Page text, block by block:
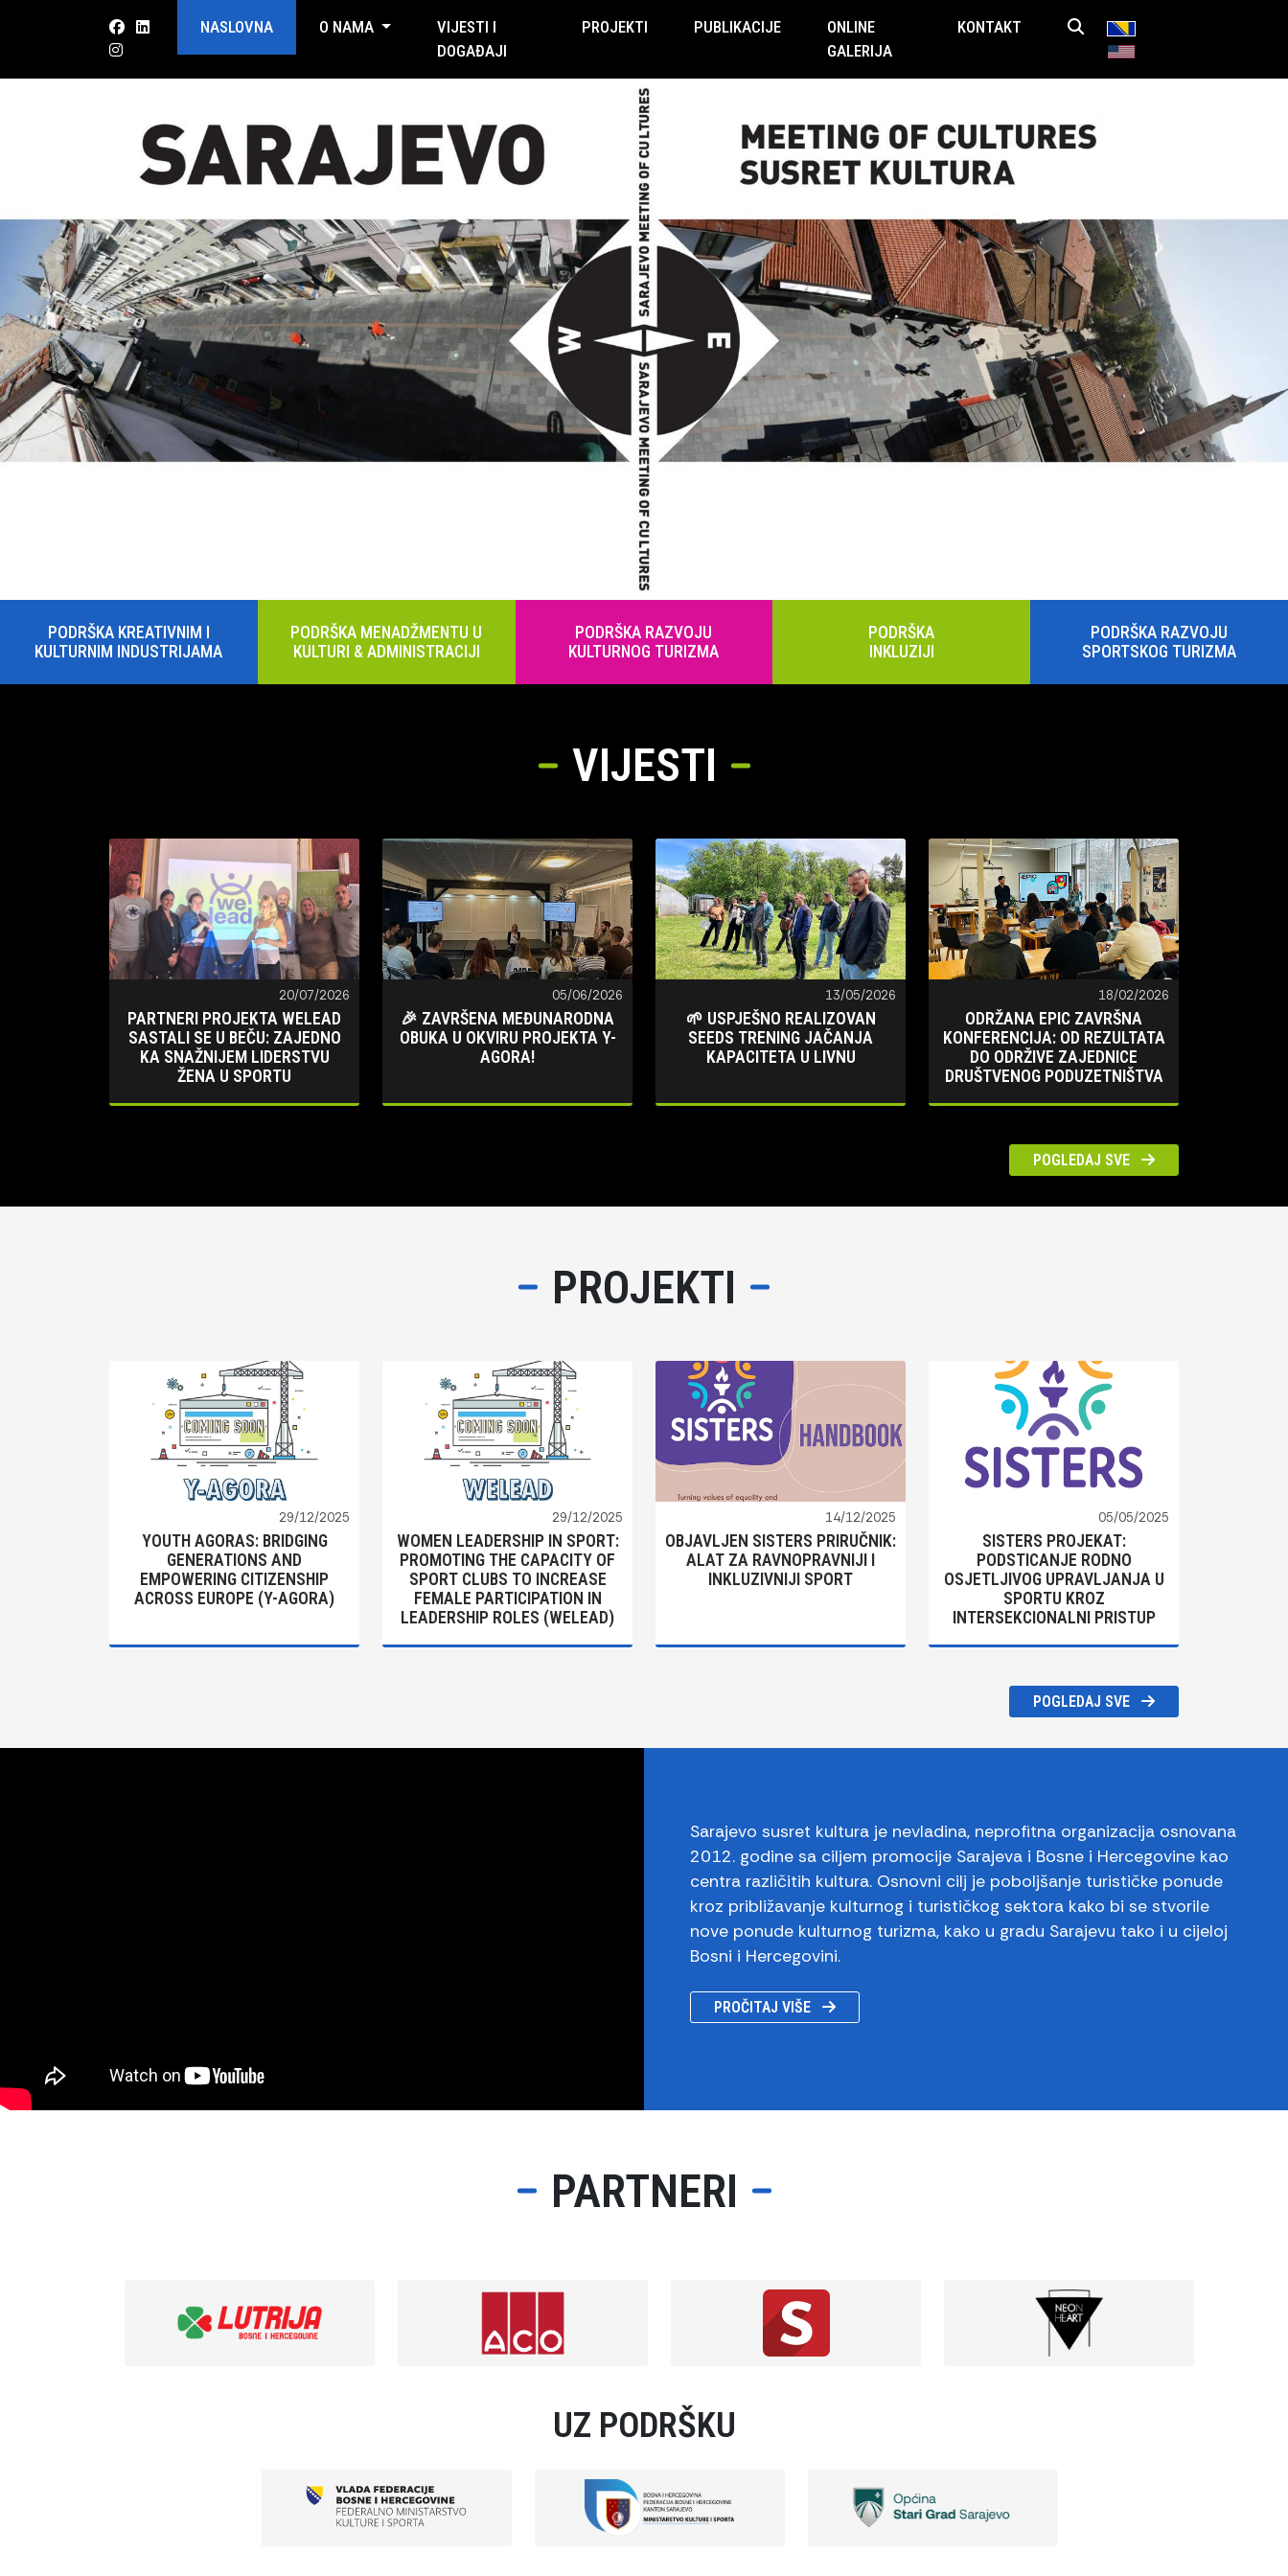
NASLOVNA O NAMA
VIJESTI I
DOGAĐAJI
PROJEKTI PUBLIKACIJE
ONLINE
GALERIJA
KONTAKT
PODRŠKA KREATIVNIM I
KULTURNIM INDUSTRIJAMA
PODRŠKA MENADŽMENTU U
KULTURI & ADMINISTRACIJI
PODRŠKA RAZVOJU
KULTURNOG TURIZMA
PODRŠKA
INKLUZIJI
PODRŠKA RAZVOJU
SPORTSKOG TURIZMA
VIJESTI
20/07/2026
PARTNERI PROJEKTA WELEAD
SASTALI SE U BEČU: ZAJEDNO
KA SNAŽNIJEM LIDERSTVU
ŽENA U SPORTU
05/06/2026
🎉 ZAVRŠENA MEĐUNARODNA
OBUKA U OKVIRU PROJEKTA Y-
AGORA!
13/05/2026
🌱 USPJEŠNO REALIZOVAN
SEEDS TRENING JAČANJA
KAPACITETA U LIVNU
18/02/2026
ODRŽANA EPIC ZAVRŠNA
KONFERENCIJA: OD REZULTATA
DO ODRŽIVE ZAJEDNICE
DRUŠTVENOG PODUZETNIŠTVA
POGLEDAJ SVE
PROJEKTI
29/12/2025
YOUTH AGORAS: BRIDGING
GENERATIONS AND
EMPOWERING CITIZENSHIP
ACROSS EUROPE (Y-AGORA)
29/12/2025
WOMEN LEADERSHIP IN SPORT:
PROMOTING THE CAPACITY OF
SPORT CLUBS TO INCREASE
FEMALE PARTICIPATION IN
LEADERSHIP ROLES (WELEAD)
14/12/2025
OBJAVLJEN SISTERS PRIRUČNIK:
ALAT ZA RAVNOPRAVNIJI I
INKLUZIVNIJI SPORT
05/05/2025
SISTERS PROJEKAT:
PODSTICANJE RODNO
OSJETLJIVOG UPRAVLJANJA U
SPORTU KROZ
INTERSEKCIONALNI PRISTUP
POGLEDAJ SVE
Sarajevo susret kultura je nevladina, neprofitna organizacija osnovana
2012. godine sa ciljem promocije Sarajeva i Bosne i Hercegovine kao
centra različitih kultura. Osnovni cilj je poboljšanje turističke ponude
kroz približavanje kulturnog i turističkog sektora kako bi se stvorile
nove ponude kulturnog turizma, kako u gradu Sarajevu tako i u cijeloj
Bosni i Hercegovini.
PROČITAJ VIŠE
PARTNERI
UZ PODRŠKU